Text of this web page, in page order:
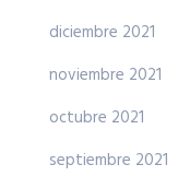
diciembre 2021
noviembre 2021
octubre 2021
septiembre 2021